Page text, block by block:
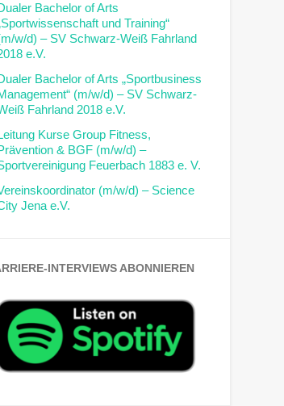
Bachelor of Arts
und Training“
w/d) – SV Schwarz-Weiß Fahrland
e.V.
Bachelor of Arts „Sportbusiness
(m/w/d) – SV Schwarz-
Fahrland 2018 e.V.
Kurse Group Fitness,
& BGF (m/w/d) –
Feuerbach 1883 e. V.
(m/w/d) – Science
Jena e.V.
INTERVIEWS ABONNIEREN